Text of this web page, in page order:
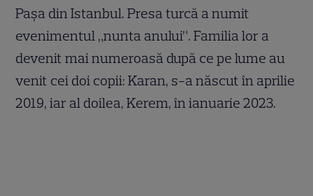
Paşa din Istanbul. Presa turcă a numit
evenimentul „nunta anului”. Familia lor a
devenit mai numeroasă după ce pe lume au
venit cei doi copii: Karan, s-a născut în aprilie
2019, iar al doilea, Kerem, în ianuarie 2023.